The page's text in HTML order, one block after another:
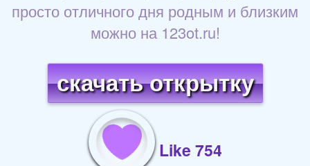
просто отличного дня родным и близким
можно на 123ot.ru!
скачать открытку
Like 754